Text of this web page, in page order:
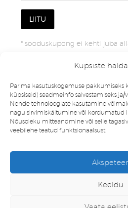
Küpsiste
Parima kasutuskogemuse pakkumiseks
küpsiseid) seadmeinfo salvestamiseks ja/
Nende tehnoloogiate kasutamine
nagu sirvimiskäitumine või kordumatud
Nõusoleku mitteandmine või selle
veebilehe teatud funktsionaalsust.
Keeldu
* sooduskupong ei kehti juba
Müügitingimused
Minu konto